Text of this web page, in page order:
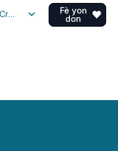
Haitian Creole
Fè yon
don